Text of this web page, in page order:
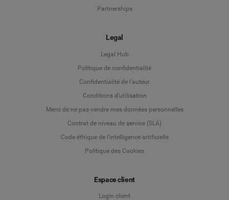
Partnerships
Legal
Legal Hub
Politique de confidentialité
Confidentialité de l’auteur
Conditions d’utilisation
Merci de ne pas vendre mes données personnelles
Contrat de niveau de service (SLA)
Code éthique de l'intelligence artificielle
Politique des Cookies
Espace client
Login client
Deutsch